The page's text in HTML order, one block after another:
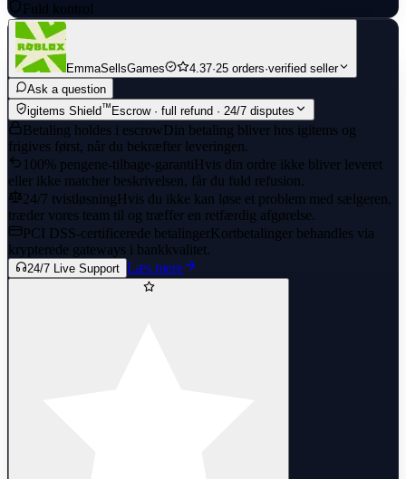
Fuld kontrol
EmmaSellsGames 4.37·25 orders·verified seller
Ask a question
igitems Shield™Escrow · full refund · 24/7 disputes
Betaling holdes i escrowDin betaling bliver hos igitems og
frigives først, når du bekræfter leveringen.
100% pengene-tilbage-garantiHvis din ordre ikke bliver leveret
eller ikke matcher beskrivelsen, får du fuld refusion.
24/7 tvistløsningHvis du ikke kan løse et problem med sælgeren,
træder vores team til og træffer en retfærdig afgørelse.
PCI DSS-certificerede betalingerKortbetalinger behandles via
krypterede gateways i bankkvalitet.
24/7 Live Support Læs mere